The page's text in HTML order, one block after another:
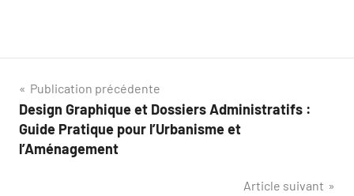
Navigation
de
l’article
Publication précédente
Design Graphique et Dossiers Administratifs :
Guide Pratique pour l’Urbanisme et
l’Aménagement
Article suivant